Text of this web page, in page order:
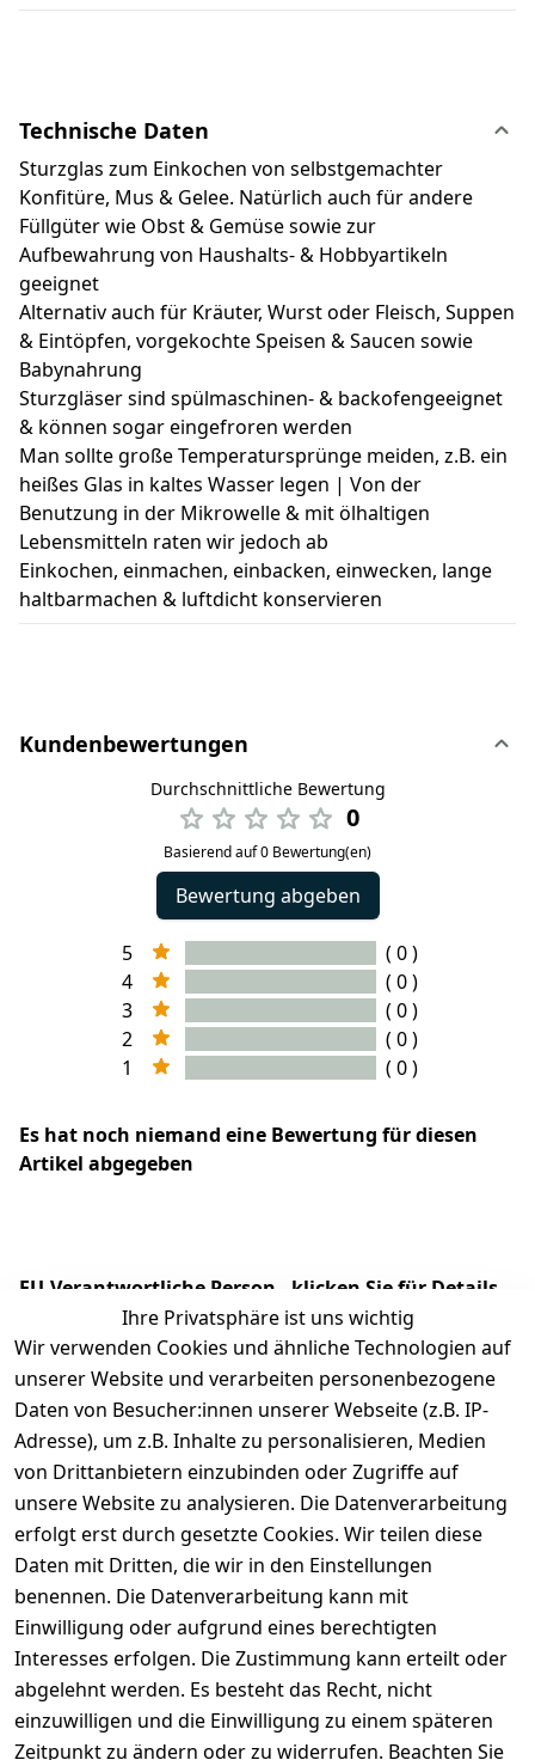
Technische Daten
Sturzglas zum Einkochen von selbstgemachter
Konfitüre, Mus & Gelee. Natürlich auch für andere
Füllgüter wie Obst & Gemüse sowie zur
Aufbewahrung von Haushalts- & Hobbyartikeln
geeignet
Alternativ auch für Kräuter, Wurst oder Fleisch, Suppen
& Eintöpfen, vorgekochte Speisen & Saucen sowie
Babynahrung
Sturzgläser sind spülmaschinen- & backofengeeignet
& können sogar eingefroren werden
Man sollte große Temperatursprünge meiden, z.B. ein
heißes Glas in kaltes Wasser legen | Von der
Benutzung in der Mikrowelle & mit ölhaltigen
Lebensmitteln raten wir jedoch ab
Einkochen, einmachen, einbacken, einwecken, lange
haltbarmachen & luftdicht konservieren
Kundenbewertungen
Durchschnittliche Bewertung
0
Basierend auf 0 Bewertung(en)
Bewertung abgeben
5
( 0 )
4
( 0 )
3
( 0 )
2
( 0 )
1
( 0 )
Es hat noch niemand eine Bewertung für diesen
Artikel abgegeben
EU-Verantwortliche Person - klicken Sie für Details
Ihre Privatsphäre ist uns wichtig
Wir verwenden Cookies und ähnliche Technologien auf
unserer Website und verarbeiten personenbezogene
Daten von Besucher:innen unserer Webseite (z.B. IP-
Adresse), um z.B. Inhalte zu personalisieren, Medien
von Drittanbietern einzubinden oder Zugriffe auf
unsere Website zu analysieren. Die Datenverarbeitung
erfolgt erst durch gesetzte Cookies. Wir teilen diese
Daten mit Dritten, die wir in den Einstellungen
benennen. Die Datenverarbeitung kann mit
Einwilligung oder aufgrund eines berechtigten
Interesses erfolgen. Die Zustimmung kann erteilt oder
abgelehnt werden. Es besteht das Recht, nicht
einzuwilligen und die Einwilligung zu einem späteren
Zeitpunkt zu ändern oder zu widerrufen. Beachten Sie
Rechtliches
Impressum
Datenschutze
rklärung
Barrierefreihe
Services
Registrieren